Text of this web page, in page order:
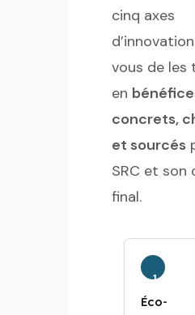
cinq axes
vous de les
en
concrets,
et sourcés
SRC et son
final.
1
Éco-